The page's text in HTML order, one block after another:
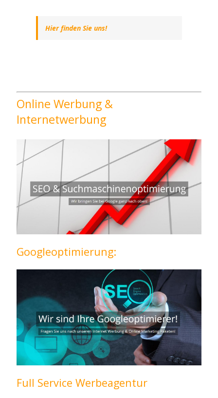
Hier finden Sie uns!
Online Werbung &
Internetwerbung
Googleoptimierung:
Full Service Werbeagentur